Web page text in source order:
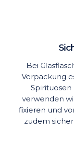
Bei
Verpackung
verwenden
fixieren und
zudem